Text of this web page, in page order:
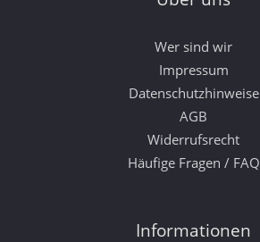
Wer sind wir
Impressum
Datenschutzhinweise
AGB
Widerrufsrecht
Häufige Fragen / FAQ
Informationen